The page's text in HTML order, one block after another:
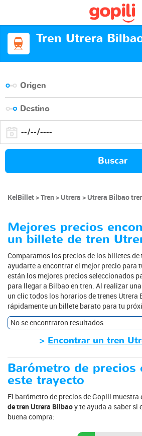
Tren Utrera
Buscar
KelBillet Tren Utrera Utrera Bilbao
Mejores precios
un billete de tren
Comparamos los precios de los billetes de
ayudarte a encontrar el mejor precio para
están los mejores precios seleccionados
para llegar a Bilbao en tren. Al realizar
un clic todos los horarios de trenes Utrera
rápidamente un billete barato para tu
No se encontraron resultados
> Encontrar un tren
Barómetro de precios
este trayecto
El barómetro de precios de Gopili muestra
de tren Utrera Bilbaoy te ayuda a saber si
buena compra: